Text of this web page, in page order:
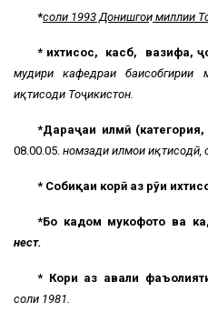
*соли 1993 Донишгоҳи миллии
* ихтисос, касб, вазифа,
мудири кафедраи баҳисобгирии
иқтисоди Тоҷикистон.
*Дараҷаи илмӣ
08.00.05. номзади илмҳои иқтисодӣ,
* Собиқаи корӣ аз рӯи
*Бо кадом мукофотҳо ва
нест.
* Кори аз авали
соли 1981.